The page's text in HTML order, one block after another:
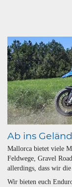
Ab ins
Mallorca bietet viele
Feldwege, Gravel
allerdings, dass wir
Wir bieten euch